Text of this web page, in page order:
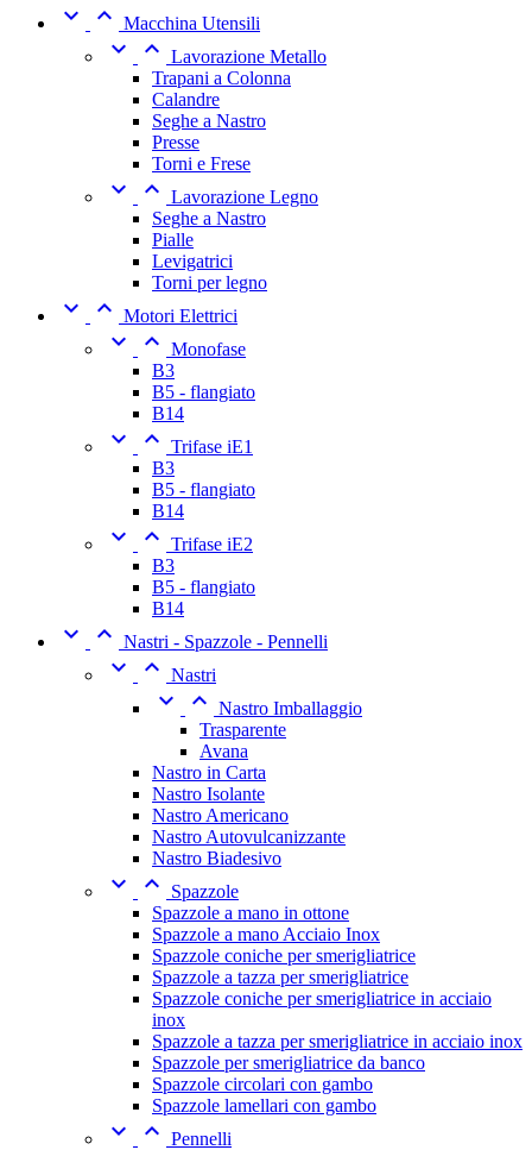
  Macchina Utensili
  Lavorazione Metallo
Trapani a Colonna
Calandre
Seghe a Nastro
Presse
Torni e Frese
  Lavorazione Legno
Seghe a Nastro
Pialle
Levigatrici
Torni per legno
  Motori Elettrici
  Monofase
B3
B5 - flangiato
B14
  Trifase iE1
B3
B5 - flangiato
B14
  Trifase iE2
B3
B5 - flangiato
B14
  Nastri - Spazzole - Pennelli
  Nastri
  Nastro Imballaggio
Trasparente
Avana
Nastro in Carta
Nastro Isolante
Nastro Americano
Nastro Autovulcanizzante
Nastro Biadesivo
 
Spazzole
Spazzole a mano in ottone
Spazzole a mano Acciaio Inox
Spazzole coniche per smerigliatrice
Spazzole a tazza per smerigliatrice
Spazzole coniche per smerigliatrice in acciaio
inox
Spazzole a tazza per smerigliatrice in acciaio inox
Spazzole per smerigliatrice da banco
Spazzole circolari con gambo
Spazzole lamellari con gambo
  Pennelli